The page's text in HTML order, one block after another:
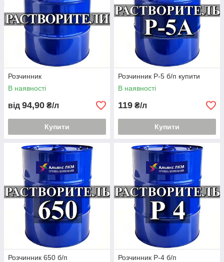
Розчинник
В наявності
від 94,90 ₴/л
Купити
Розчинник Р-5 б/п купити
В наявності
119 ₴/л
Купити
Розчинник 650 б/п
Розчинник Р-4 б/п